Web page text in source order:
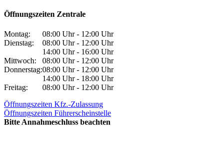
Öffnungszeiten Zentrale
Montag:
08:00 Uhr - 12:00 Uhr
Dienstag:
08:00 Uhr - 12:00 Uhr
14:00 Uhr - 16:00 Uhr
Mittwoch:
08:00 Uhr - 12:00 Uhr
Donnerstag:08:00 Uhr - 12:00 Uhr
14:00 Uhr - 18:00 Uhr
Freitag:
08:00 Uhr - 12:00 Uhr
Öffnungszeiten Kfz.-Zulassung
Öffnungszeiten Führerscheinstelle
Bitte Annahmeschluss beachten